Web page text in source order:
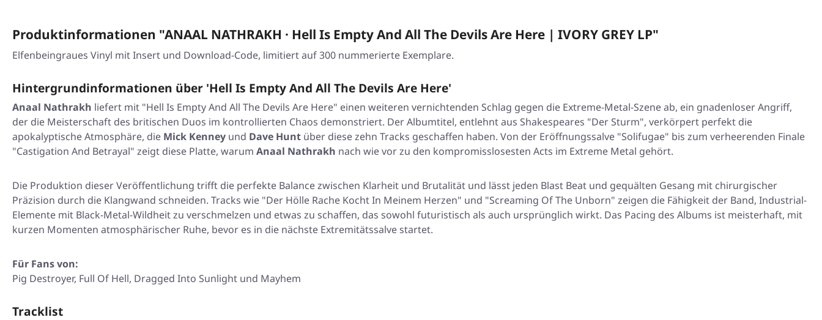
Produktinformationen "ANAAL NATHRAKH · Hell Is Empty And All The Devils Are Here | IVORY GREY LP"
Elfenbeingraues Vinyl mit Insert und Download-Code, limitiert auf 300 nummerierte Exemplare.
Hintergrundinformationen über 'Hell Is Empty And All The Devils Are Here'
Anaal Nathrakh liefert mit "Hell Is Empty And All The Devils Are Here" einen weiteren vernichtenden Schlag gegen die Extreme-Metal-Szene ab, ein gnadenloser Angriff,
der die Meisterschaft des britischen Duos im kontrollierten Chaos demonstriert. Der Albumtitel, entlehnt aus Shakespeares "Der Sturm", verkörpert perfekt die
apokalyptische Atmosphäre, die Mick Kenney und Dave Hunt über diese zehn Tracks geschaffen haben. Von der Eröffnungssalve "Solifugae" bis zum verheerenden Finale
"Castigation And Betrayal" zeigt diese Platte, warum Anaal Nathrakh nach wie vor zu den kompromisslosesten Acts im Extreme Metal gehört.
Die Produktion dieser Veröffentlichung trifft die perfekte Balance zwischen Klarheit und Brutalität und lässt jeden Blast Beat und gequälten Gesang mit chirurgischer
Präzision durch die Klangwand schneiden. Tracks wie "Der Hölle Rache Kocht In Meinem Herzen" und "Screaming Of The Unborn" zeigen die Fähigkeit der Band, Industrial-
Elemente mit Black-Metal-Wildheit zu verschmelzen und etwas zu schaffen, das sowohl futuristisch als auch ursprünglich wirkt. Das Pacing des Albums ist meisterhaft, mit
kurzen Momenten atmosphärischer Ruhe, bevor es in die nächste Extremitätssalve startet.
Für Fans von:
Pig Destroyer, Full Of Hell, Dragged Into Sunlight und Mayhem
Tracklist